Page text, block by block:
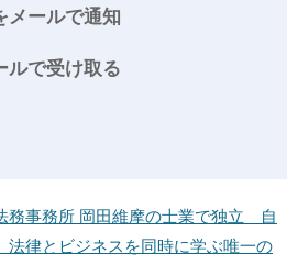
メールで通知
ルで受け取る
務事務所 岡田維摩の士業で独立 自
律とビジネスを同時に学ぶ唯一の